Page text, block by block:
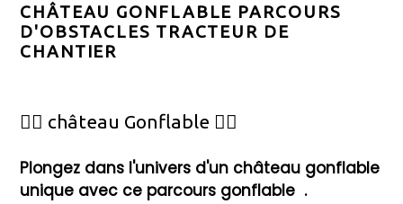
CHÂTEAU GONFLABLE PARCOURS
D'OBSTACLES TRACTEUR DE
CHANTIER
🦸‍♂️ château Gonflable 🦸‍♀️
Plongez dans l'univers d'un château gonflable
unique avec ce parcours gonflable .